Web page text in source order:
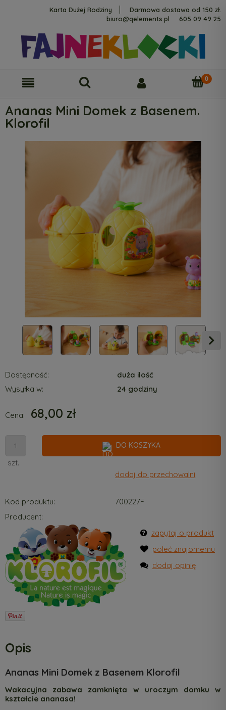
Karta Dużej Rodziny
Darmowa dostawa od 150 zł.
biuro@qelements.pl
605 09 49 25
Ananas Mini Domek z Basenem.
Klorofil
Dostępność:
duża ilość
Wysyłka w:
24 godziny
Cena: 68,00 zł
szt.
DO KOSZYKA
dodaj do przechowalni
Kod produktu:
700227F
Producent:
zapytaj o produkt
poleć znajomemu
dodaj opinię
Opis
Ananas Mini Domek z Basenem Klorofil
Wakacyjna zabawa zamknięta w uroczym domku w
kształcie ananasa!